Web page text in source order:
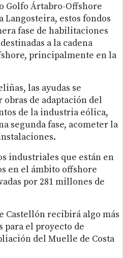
Golfo Ártabro-Offshore
Langosteira, estos fondos
fase de habilitaciones
a la cadena
principalmente en la
las ayudas se
de adaptación del
de la industria eólica,
segunda fase, acometer la
industriales que están en
en el ámbito offshore
por 281 millones de
Castellón recibirá algo más
para el proyecto de
del Muelle de Costa